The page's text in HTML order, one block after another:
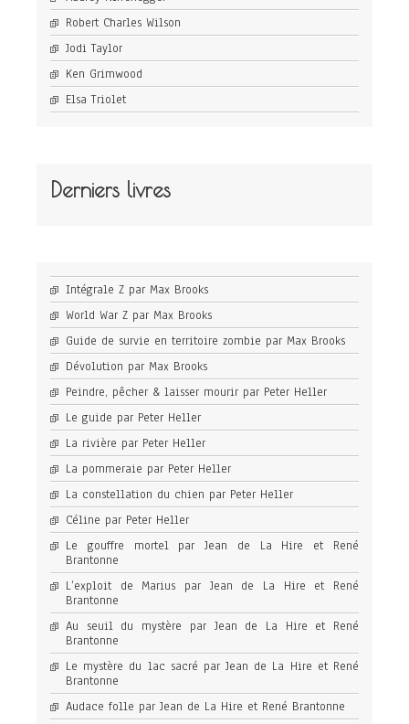
Robert Charles Wilson
Jodi Taylor
Ken Grimwood
Elsa Triolet
Derniers livres
Intégrale Z par Max Brooks
World War Z par Max Brooks
Guide de survie en territoire zombie par Max Brooks
Dévolution par Max Brooks
Peindre, pêcher & laisser mourir par Peter Heller
Le guide par Peter Heller
La rivière par Peter Heller
La pommeraie par Peter Heller
La constellation du chien par Peter Heller
Céline par Peter Heller
Le gouffre mortel par Jean de La Hire et René
Brantonne
L’exploit de Marius par Jean de La Hire et René
Brantonne
Au seuil du mystère par Jean de La Hire et René
Brantonne
Le mystère du lac sacré par Jean de La Hire et René
Brantonne
Audace folle par Jean de La Hire et René Brantonne